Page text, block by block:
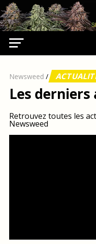
Newsweed /
Les
Retrouvez toutes les
Newsweed